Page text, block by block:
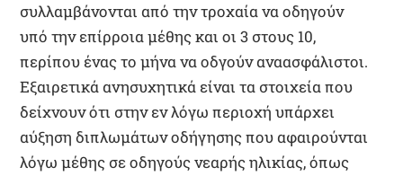
συλλαμβάνονται από την τροχαία να οδηγούν
υπό την επίρροια μέθης και οι 3 στους 10,
περίπου ένας το μήνα να οδγούν αναασφάλιστοι.
Εξαιρετικά ανησυχητικά είναι τα στοιχεία που
δείχνουν ότι στην εν λόγω περιοχή υπάρχει
αύξηση διπλωμάτων οδήγησης που αφαιρούνται
λόγω μέθης σε οδηγούς νεαρής ηλικίας, όπως